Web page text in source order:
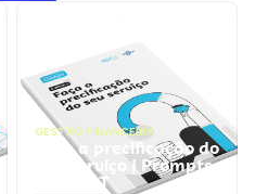
GESTÃO FINANCEIRA
Faça a precificação do
seu serviço | Prompts
ChatGPT